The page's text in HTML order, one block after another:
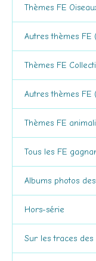
Thèmes FE
Autres thèmes FE
Thèmes FE
Autres thèmes FE
Thèmes FE
Tous les FE
Albums photos
Hors-série
Sur les traces